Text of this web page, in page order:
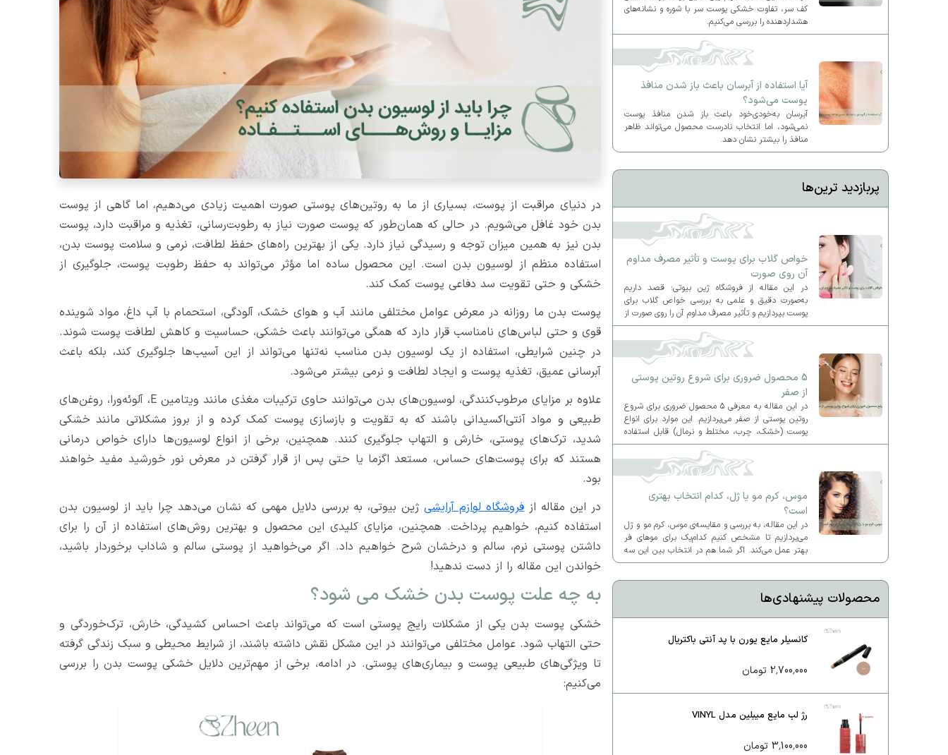
کف سر، تفاوت خشکی پوست سر با شوره و نشانه‌های
هشداردهنده را بررسی می‌کنیم.
آیا استفاده از آبرسان باعث باز شدن منافذ
پوست می‌شود؟
آبرسان به‌خودی‌خود باعث باز شدن منافذ پوست
نمی‌شود، اما انتخاب نادرست محصول می‌تواند ظاهر
منافذ را بیشتر نشان دهد.
پربازدید ترین‌ها
خواص گلاب برای پوست و تأثیر مصرف مداوم
آن روی صورت
در این مقاله از فروشگاه ژین بیوتی؛ قصد داریم
به‌صورت دقیق و علمی به بررسی خواص گلاب برای
پوست بپردازیم و تأثیر مصرف مداوم آن را روی صورت از
جنبه‌های مختلف بررسی کنیم.
5 محصول ضروری برای شروع روتین پوستی
از صفر
در این مقاله به معرفی ۵ محصول ضروری برای شروع
روتین پوستی از صفر می‌پردازیم. این موارد برای انواع
پوست (خشک، چرب، مختلط و نرمال) قابل استفاده
هستند و پایه‌ای مناسب برای روتین روزانه و شبانه شما
موس، کرم مو یا ژل، کدام انتخاب بهتری
است؟
در این مقاله، به بررسی و مقایسه‌ی موس، کرم مو و ژل
می‌پردازیم تا مشخص کنیم کدام‌یک برای موهای فر
بهتر عمل می‌کند. اگر شما هم در انتخاب بین این سه
محصول دچار تردید شده‌اید، این مطلب به شما کمک
محصولات پیشنهادی‌ها
کانسیلر مایع یورن با پد آنتی باکتریال
2,700,000 تومان
رژ لب مایع میبلین مدل VINYL
3,100,000 تومان
در دنیای مراقبت از پوست، بسیاری از ما به روتین‌های پوستی صورت اهمیت زیادی می‌دهیم، اما گاهی از پوست
بدن خود غافل می‌شویم. در حالی که همان‌طور که پوست صورت نیاز به رطوبت‌رسانی، تغذیه و مراقبت دارد، پوست
بدن نیز به همین میزان توجه و رسیدگی نیاز دارد. یکی از بهترین راه‌های حفظ لطافت، نرمی و سلامت پوست بدن،
استفاده منظم از لوسیون بدن است. این محصول ساده اما مؤثر می‌تواند به حفظ رطوبت پوست، جلوگیری از
خشکی و حتی تقویت سد دفاعی پوست کمک کند.
پوست بدن ما روزانه در معرض عوامل مختلفی مانند آب و هوای خشک، آلودگی، استحمام با آب داغ، مواد شوینده
قوی و حتی لباس‌های نامناسب قرار دارد که همگی می‌توانند باعث خشکی، حساسیت و کاهش لطافت پوست شوند.
در چنین شرایطی، استفاده از یک لوسیون بدن مناسب نه‌تنها می‌تواند از این آسیب‌ها جلوگیری کند، بلکه باعث
آبرسانی عمیق، تغذیه پوست و ایجاد لطافت و نرمی بیشتر می‌شود.
علاوه بر مزایای مرطوب‌کنندگی، لوسیون‌های بدن می‌توانند حاوی ترکیبات مغذی مانند ویتامین E، آلوئه‌ورا، روغن‌های
طبیعی و مواد آنتی‌اکسیدانی باشند که به تقویت و بازسازی پوست کمک کرده و از بروز مشکلاتی مانند خشکی
شدید، ترک‌های پوستی، خارش و التهاب جلوگیری کنند. همچنین، برخی از انواع لوسیون‌ها دارای خواص درمانی
هستند که برای پوست‌های حساس، مستعد اگزما یا حتی پس از قرار گرفتن در معرض نور خورشید مفید خواهند
بود.
در این مقاله ازفروشگاه لوازم آرایشیژین بیوتی، به بررسی دلایل مهمی که نشان می‌دهد چرا باید از لوسیون بدن
استفاده کنیم، خواهیم پرداخت. همچنین، مزایای کلیدی این محصول و بهترین روش‌های استفاده از آن را برای
داشتن پوستی نرم، سالم و درخشان شرح خواهیم داد. اگر می‌خواهید از پوستی سالم و شاداب برخوردار باشید،
خواندن این مقاله را از دست ندهید!
به چه علت پوست بدن خشک می شود؟
خشکی پوست بدن یکی از مشکلات رایج پوستی است که می‌تواند باعث احساس کشیدگی، خارش، ترک‌خوردگی و
حتی التهاب شود. عوامل مختلفی می‌توانند در این مشکل نقش داشته باشند، از شرایط محیطی و سبک زندگی گرفته
تا ویژگی‌های طبیعی پوست و بیماری‌های پوستی. در ادامه، برخی از مهم‌ترین دلایل خشکی پوست بدن را بررسی
می‌کنیم: